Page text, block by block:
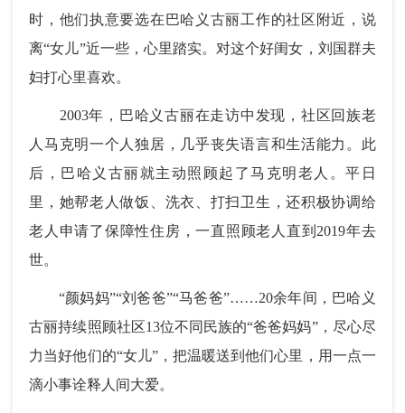
时，他们执意要选在巴哈义古丽工作的社区附近，说
离“女儿”近一些，心里踏实。对这个好闺女，刘国群夫
妇打心里喜欢。
2003年，巴哈义古丽在走访中发现，社区回族老
人马克明一个人独居，几乎丧失语言和生活能力。此
后，巴哈义古丽就主动照顾起了马克明老人。平日
里，她帮老人做饭、洗衣、打扫卫生，还积极协调给
老人申请了保障性住房，一直照顾老人直到2019年去
世。
“颜妈妈”“刘爸爸”“马爸爸”……20余年间，巴哈义
古丽持续照顾社区13位不同民族的“爸爸妈妈”，尽心尽
力当好他们的“女儿”，把温暖送到他们心里，用一点一
滴小事诠释人间大爱。